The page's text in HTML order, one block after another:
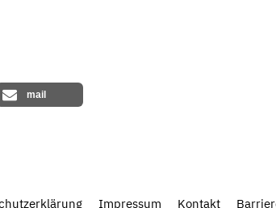
mail
Impressum Kontakt